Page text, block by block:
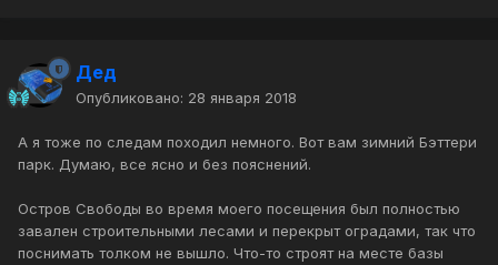
Дед
Опубликовано: 28 января 2018
А я тоже по следам походил немного. Вот вам зимний Бэттери
парк. Думаю, все ясно и без пояснений.
Остров Свободы во время моего посещения был полностью
завален строительными лесами и перекрыт оградами, так что
поснимать толком не вышло. Что-то строят на месте базы